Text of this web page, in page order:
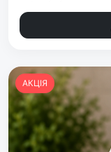
АКЦІЯ